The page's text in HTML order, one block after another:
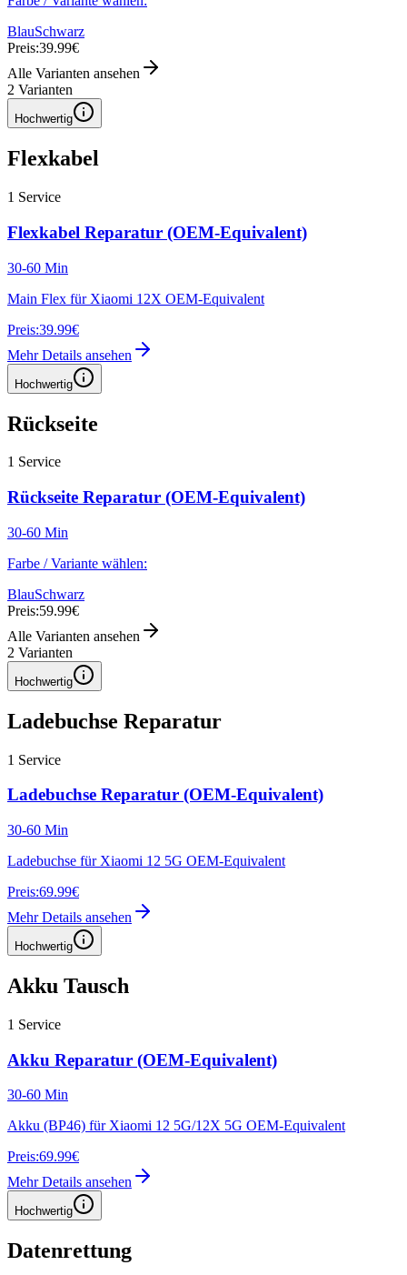
BlauSchwarz
Preis:39.99€
Alle Varianten ansehen
2 Varianten
Hochwertig
Flexkabel
1 Service
Flexkabel Reparatur (OEM-Equivalent)
30-60 Min
Main Flex für Xiaomi 12X OEM-Equivalent
Preis:39.99€
Mehr Details ansehen
Hochwertig
Rückseite
1 Service
Rückseite Reparatur (OEM-Equivalent)
30-60 Min
Farbe / Variante wählen:
BlauSchwarz
Preis:59.99€
Alle Varianten ansehen
2 Varianten
Hochwertig
Ladebuchse Reparatur
1 Service
Ladebuchse Reparatur (OEM-Equivalent)
30-60 Min
Ladebuchse für Xiaomi 12 5G OEM-Equivalent
Preis:69.99€
Mehr Details ansehen
Hochwertig
Akku Tausch
1 Service
Akku Reparatur (OEM-Equivalent)
30-60 Min
Akku (BP46) für Xiaomi 12 5G/12X 5G OEM-Equivalent
Preis:69.99€
Mehr Details ansehen
Hochwertig
Datenrettung